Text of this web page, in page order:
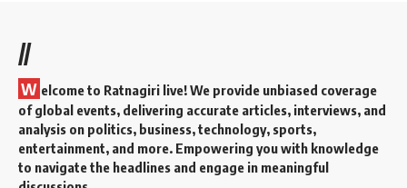
//
W elcome to Ratnagiri live! We provide unbiased coverage
of global events, delivering accurate articles, interviews, and
analysis on politics, business, technology, sports,
entertainment, and more. Empowering you with knowledge
to navigate the headlines and engage in meaningful